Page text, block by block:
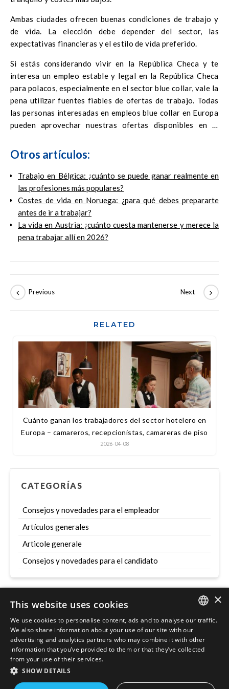
Ambas ciudades ofrecen buenas condiciones de trabajo y
de vida. La elección debe depender del sector, las
expectativas financieras y el estilo de vida preferido.
Si estás considerando vivir en la República Checa y te
interesa un empleo estable y legal en la República Checa
para polacos, especialmente en el sector blue collar, vale la
pena utilizar fuentes fiables de ofertas de trabajo. Todas
las personas interesadas en empleos blue collar en Europa
pueden aprovechar nuestras ofertas disponibles en la
trabajo que se ajuste a tus cualificaciones y expectativas.
Otros artículos:
Trabajo en Bélgica: ¿cuánto se puede ganar realmente en
las profesiones más populares?
Costes de vida en Noruega: ¿para qué debes prepararte
antes de ir a trabajar?
La vida en Austria: ¿cuánto cuesta mantenerse y merece la
pena trabajar allí en 2026?
RELATED
Cuánto ganan los trabajadores del sector hotelero en
Europa – camareros, recepcionistas, camareras de piso
2026-04-08
CATEGORÍAS
Consejos y novedades para el empleador
Artículos generales
Articole generale
Consejos y novedades para el candidato
ENGLISH
POLISH
×
This website uses cookies
We use cookies to personalise content, ads and to analyse our traffic.
We also share information about your use of our site with our
advertising and analytics partners who may combine it with other
information that you’ve provided to them or that they’ve collected
from your use of their services.
SHOW DETAILS